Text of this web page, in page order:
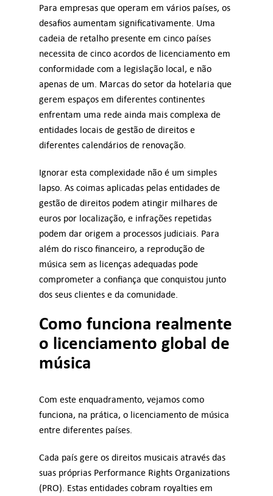
Para empresas que operam em vários países, os
desafios aumentam significativamente. Uma
cadeia de retalho presente em cinco países
necessita de cinco acordos de licenciamento em
conformidade com a legislação local, e não
apenas de um. Marcas do setor da hotelaria que
gerem espaços em diferentes continentes
enfrentam uma rede ainda mais complexa de
entidades locais de gestão de direitos e
diferentes calendários de renovação.
Ignorar esta complexidade não é um simples
lapso. As coimas aplicadas pelas entidades de
gestão de direitos podem atingir milhares de
euros por localização, e infrações repetidas
podem dar origem a processos judiciais. Para
além do risco financeiro, a reprodução de
música sem as licenças adequadas pode
comprometer a confiança que conquistou junto
dos seus clientes e da comunidade.
Como funciona realmente
o licenciamento global de
música
Com este enquadramento, vejamos como
funciona, na prática, o licenciamento de música
entre diferentes países.
Cada país gere os direitos musicais através das
suas próprias Performance Rights Organizations
(PRO). Estas entidades cobram royalties em